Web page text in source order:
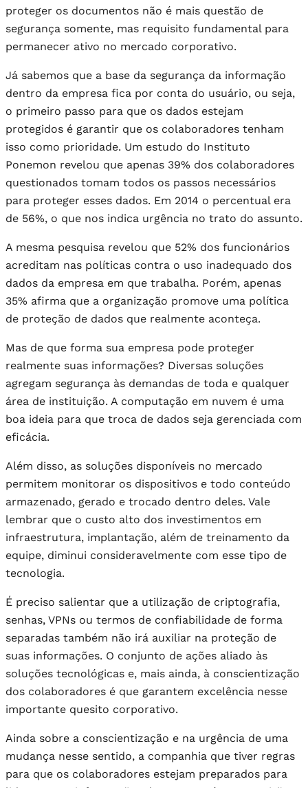
proteger os documentos não é mais questão de
segurança somente, mas requisito fundamental para
permanecer ativo no mercado corporativo.
Já sabemos que a base da segurança da informação
dentro da empresa fica por conta do usuário, ou seja,
o primeiro passo para que os dados estejam
protegidos é garantir que os colaboradores tenham
isso como prioridade. Um estudo do Instituto
Ponemon revelou que apenas 39% dos colaboradores
questionados tomam todos os passos necessários
para proteger esses dados. Em 2014 o percentual era
de 56%, o que nos indica urgência no trato do assunto.
A mesma pesquisa revelou que 52% dos funcionários
acreditam nas políticas contra o uso inadequado dos
dados da empresa em que trabalha. Porém, apenas
35% afirma que a organização promove uma política
de proteção de dados que realmente aconteça.
Mas de que forma sua empresa pode proteger
realmente suas informações? Diversas soluções
agregam segurança às demandas de toda e qualquer
área de instituição. A computação em nuvem é uma
boa ideia para que troca de dados seja gerenciada com
eficácia.
Além disso, as soluções disponíveis no mercado
permitem monitorar os dispositivos e todo conteúdo
armazenado, gerado e trocado dentro deles. Vale
lembrar que o custo alto dos investimentos em
infraestrutura, implantação, além de treinamento da
equipe, diminui consideravelmente com esse tipo de
tecnologia.
É preciso salientar que a utilização de criptografia,
senhas, VPNs ou termos de confiabilidade de forma
separadas também não irá auxiliar na proteção de
suas informações. O conjunto de ações aliado às
soluções tecnológicas e, mais ainda, à conscientização
dos colaboradores é que garantem excelência nesse
importante quesito corporativo.
Ainda sobre a conscientização e na urgência de uma
mudança nesse sentido, a companhia que tiver regras
para que os colaboradores estejam preparados para